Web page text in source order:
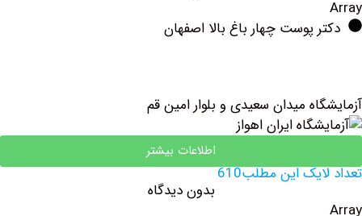
پوست چهار باغ بالا اصفهان
میدان سعیدی و بلوار امین قم
اطلاعات بیشتر
این مطلب610
بدون دیدگاه